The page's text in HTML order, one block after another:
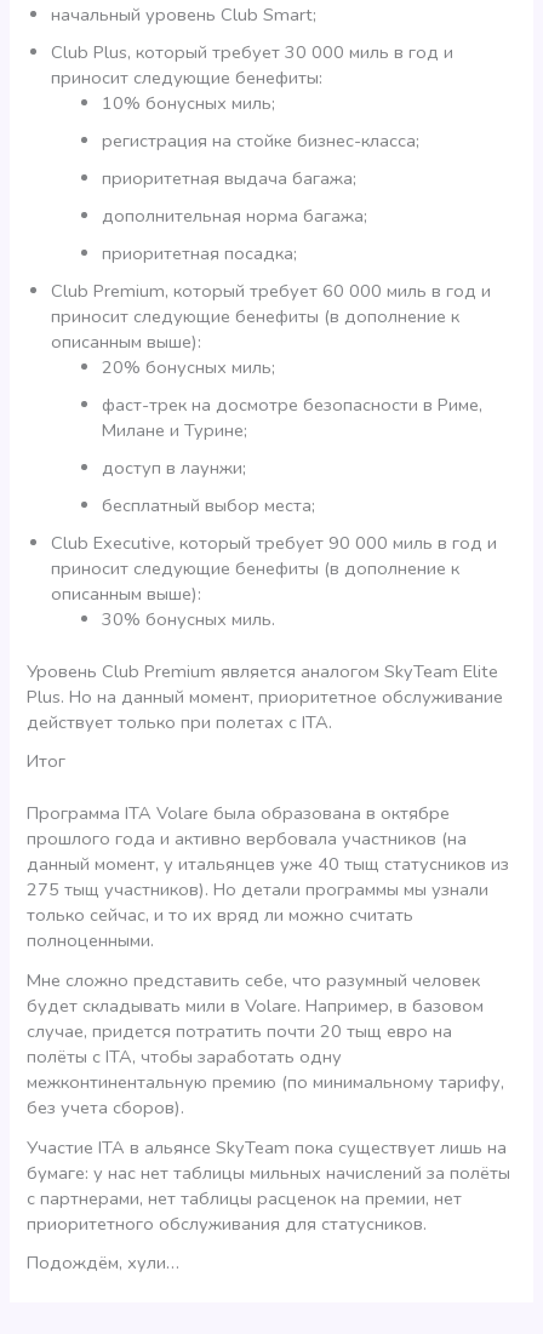
начальный уровень Club Smart;
Club Plus, который требует 30 000 миль в год и
приносит следующие бенефиты:
10% бонусных миль;
регистрация на стойке бизнес-класса;
приоритетная выдача багажа;
дополнительная норма багажа;
приоритетная посадка;
Club Premium, который требует 60 000 миль в год и
приносит следующие бенефиты (в дополнение к
описанным выше):
20% бонусных миль;
фаст-трек на досмотре безопасности в Риме,
Милане и Турине;
доступ в лаунжи;
бесплатный выбор места;
Club Executive, который требует 90 000 миль в год и
приносит следующие бенефиты (в дополнение к
описанным выше):
30% бонусных миль.
Уровень Club Premium является аналогом SkyTeam Elite
Plus. Но на данный момент, приоритетное обслуживание
действует только при полетах с ITA.
Итог
Программа ITA Volare была образована в октябре
прошлого года и активно вербовала участников (на
данный момент, у итальянцев уже 40 тыщ статусников из
275 тыщ участников). Но детали программы мы узнали
только сейчас, и то их вряд ли можно считать
полноценными.
Мне сложно представить себе, что разумный человек
будет складывать мили в Volare. Например, в базовом
случае, придется потратить почти 20 тыщ евро на
полёты с ITA, чтобы заработать одну
межконтинентальную премию (по минимальному тарифу,
без учета сборов).
Участие ITA в альянсе SkyTeam пока существует лишь на
бумаге: у нас нет таблицы мильных начислений за полёты
с партнерами, нет таблицы расценок на премии, нет
приоритетного обслуживания для статусников.
Подождём, хули…